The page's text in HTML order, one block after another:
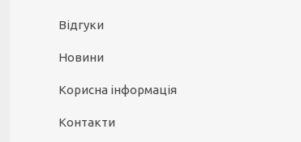
Відгуки
Новини
Корисна інформація
Контакти